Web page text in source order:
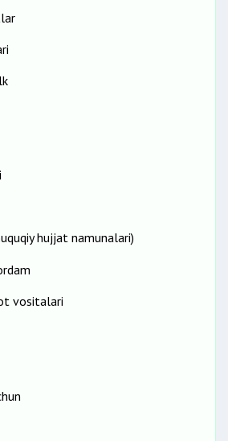
hujjat namunalari)
vositalari